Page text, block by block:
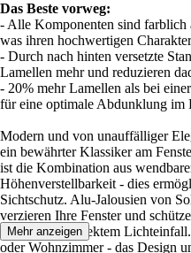
Das Beste vorweg:
- Alle Komponenten sind farblich
was ihren hochwertigen
- Durch nach hinten versetzte
Lamellen mehr und reduzieren
- 20% mehr Lamellen als bei
für eine optimale Abdunklung im
Modern und von unauffälliger
ein bewährter Klassiker am
ist die Kombination aus
Höhenverstellbarkeit - dies
Sichtschutz. Alu-Jalousien von
verzieren Ihre Fenster und
Blicken und direktem
oder Wohnzimmer - das Design
Mehr anzeigen